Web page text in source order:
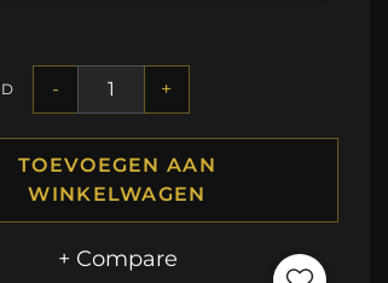
- +
TOEVOEGEN AAN
WINKELWAGEN
+ Compare